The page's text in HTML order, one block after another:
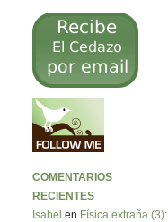
COMENTARIOS
RECIENTES
Isabel en Física extraña (3):